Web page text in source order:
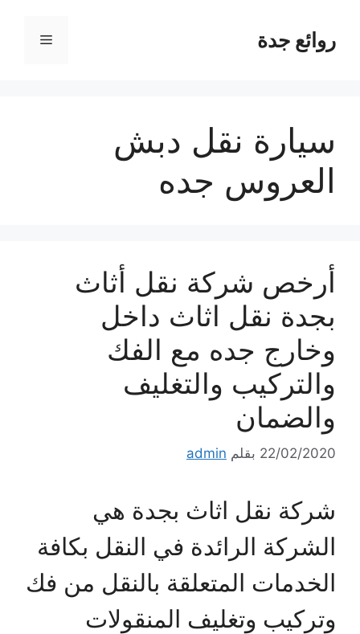
المحتوىروائع جدة القائمة
سيارة نقل دبش
العروس جده
أرخص شركة نقل أثاث
بجدة نقل اثاث داخل
وخارج جده مع الفك
والتركيب والتغليف
والضمان
22/02/2020 بقلم admin
شركة نقل اثاث بجدة هي
الشركة الرائدة في النقل بكافة
الخدمات المتعلقة بالنقل من فك
وتركيب وتغليف المنقولات